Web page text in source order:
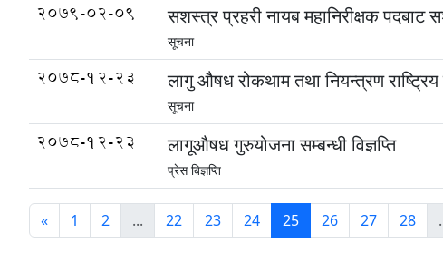
2079-02-09 सशस्त्र प्रहरी नायब महानिरीक्षक पदबाट
सूचना
2078-12-23 लागु औषध रोकथाम तथा नियन्त्रण
सूचना
2078-12-23 लागूऔषध गुरुयोजना सम्बन्धी विज्ञप्ति
प्रेस बिज्ञप्ति
« 1 2 ... 22 23 24 25 26 27 28